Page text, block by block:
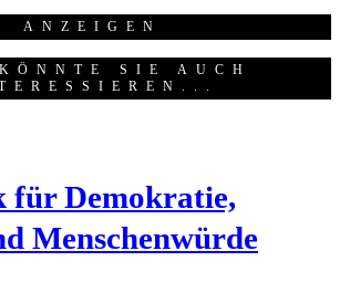
ANZEI­GEN
SIE AUCH
für Demo­kra­tie,
Menschenwürde